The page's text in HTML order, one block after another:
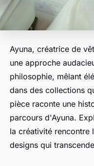
Ayuna, créatrice de
une approche
philosophie, mêlant
dans des collections
pièce raconte une
parcours d'Ayuna.
la créativité rencontre
designs qui